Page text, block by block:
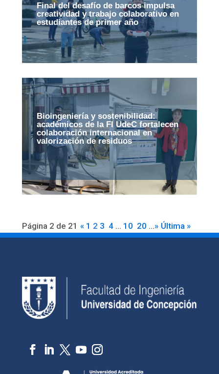
Final del desafío de barcos impulsa
creatividad y trabajo colaborativo en
estudiantes de primer año
Bioingeniería y sostenibilidad:
académicos de la FI UdeC fortalecen
colaboración internacional en
valorización de residuos
Página 2 de 21 « 1 2 3 4 ... 10 20 ...» Última »